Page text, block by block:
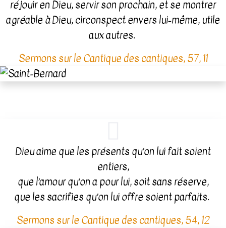
réjouir en Dieu, servir son prochain, et se montrer
agréable à Dieu, circonspect envers lui-même, utile
aux autres.
Sermons sur le Cantique des cantiques, 57, 11
Dieu aime que les présents qu’on lui fait soient
entiers,
que l’amour qu’on a pour lui, soit sans réserve,
que les sacrifies qu’on lui offre soient parfaits.
Sermons sur le Cantique des cantiques, 54, 12